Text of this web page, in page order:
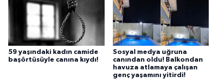
59 yaşındaki kadın camide
başörtüsüyle canına kıydı!
Sosyal medya uğruna
canından oldu! Balkondan
havuza atlamaya çalışan
genç yaşamını yitirdi!